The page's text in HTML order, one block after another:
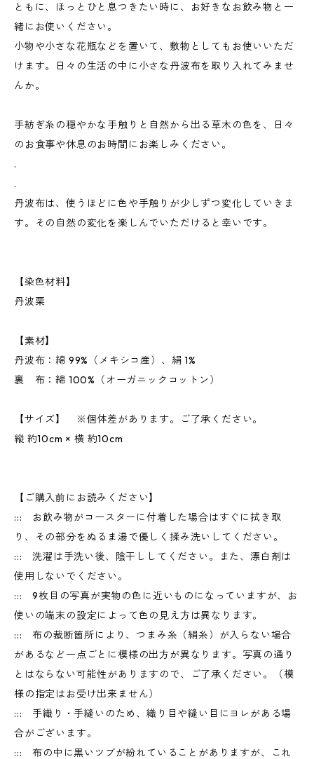
ともに、ほっとひと息つきたい時に、お好きなお飲み物と一
緒にお使いください。
小物や小さな花瓶などを置いて、敷物としてもお使いいただ
けます。日々の生活の中に小さな丹波布を取り入れてみませ
んか。
手紡ぎ糸の穏やかな手触りと自然から出る草木の色を、日々
のお食事や休息のお時間にお楽しみください。
.
.
丹波布は、使うほどに色や手触りが少しずつ変化していきま
す。その自然の変化を楽しんでいただけると幸いです。
【染色材料】
丹波栗
【素材】
丹波布：綿 99%（メキシコ産）、絹 1%
裏 布：綿 100%（オーガニックコットン）
【サイズ】 ※個体差があります。ご了承ください。
縦 約10cm × 横 約10cm
【ご購入前にお読みください】
::: お飲み物がコースターに付着した場合はすぐに拭き取
り、その部分をぬるま湯で優しく揉み洗いしてください。
::: 洗濯は手洗い後、陰干ししてください。また、漂白剤は
使用しないでください。
::: 9枚目の写真が実物の色に近いものになっていますが、お
使いの端末の設定によって色の見え方は異なります。
::: 布の裁断箇所により、つまみ糸（絹糸）が入らない場合
があるなど一点ごとに模様の出方が異なります。写真の通り
とはならない可能性がありますので、ご了承ください。（模
様の指定はお受け出来ません）
::: 手織り・手縫いのため、織り目や縫い目にヨレがある場
合がございます。
::: 布の中に黒いツブが紛れていることがありますが、これ